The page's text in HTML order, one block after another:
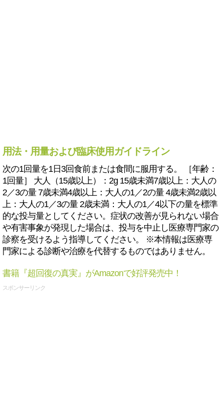
用法・用量および臨床使用ガイドライン
次の1回量を1日3回食前または食間に服用する。 ［年齢：
1回量］ 大人（15歳以上）：2g 15歳未満7歳以上：大人の
2／3の量 7歳未満4歳以上：大人の1／2の量 4歳未満2歳以
上：大人の1／3の量 2歳未満：大人の1／4以下の量を標準
的な投与量としてください。症状の改善が見られない場合
や有害事象が発現した場合は、投与を中止し医療専門家の
診察を受けるよう指導してください。 ※本情報は医療専
門家による診断や治療を代替するものではありません。
書籍『超回復の真実』がAmazonで好評発売中！
スポンサーリンク